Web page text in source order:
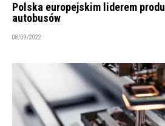
Polska europejskim liderem
autobusów
08/09/2022